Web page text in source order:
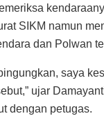
SIKM namun
dan Polwan
saya
ujar
dengan petugas.